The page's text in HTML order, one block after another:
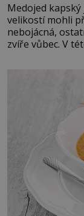
Medojed
velikostí mohli
nebojácná,
zvíře vůbec. V